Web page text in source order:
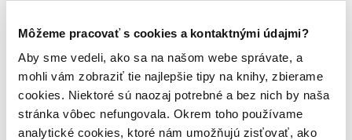
Môžeme pracovať s cookies a kontaktnými údajmi?
Aby sme vedeli, ako sa na našom webe správate, a
mohli vám zobraziť tie najlepšie tipy na knihy, zbierame
cookies. Niektoré sú naozaj potrebné a bez nich by naša
stránka vôbec nefungovala. Okrem toho používame
analytické cookies, ktoré nám umožňujú zisťovať, ako
predpredaj (0 titulov) predpredaj
pripravujeme (0 titulov)
dostupná (bez vypredaných) (0 titulov)dostupná (bez
vypredaných)
Nové / čítané
nová (0 titulov)nová
čítaná (0 titulov)čítaná